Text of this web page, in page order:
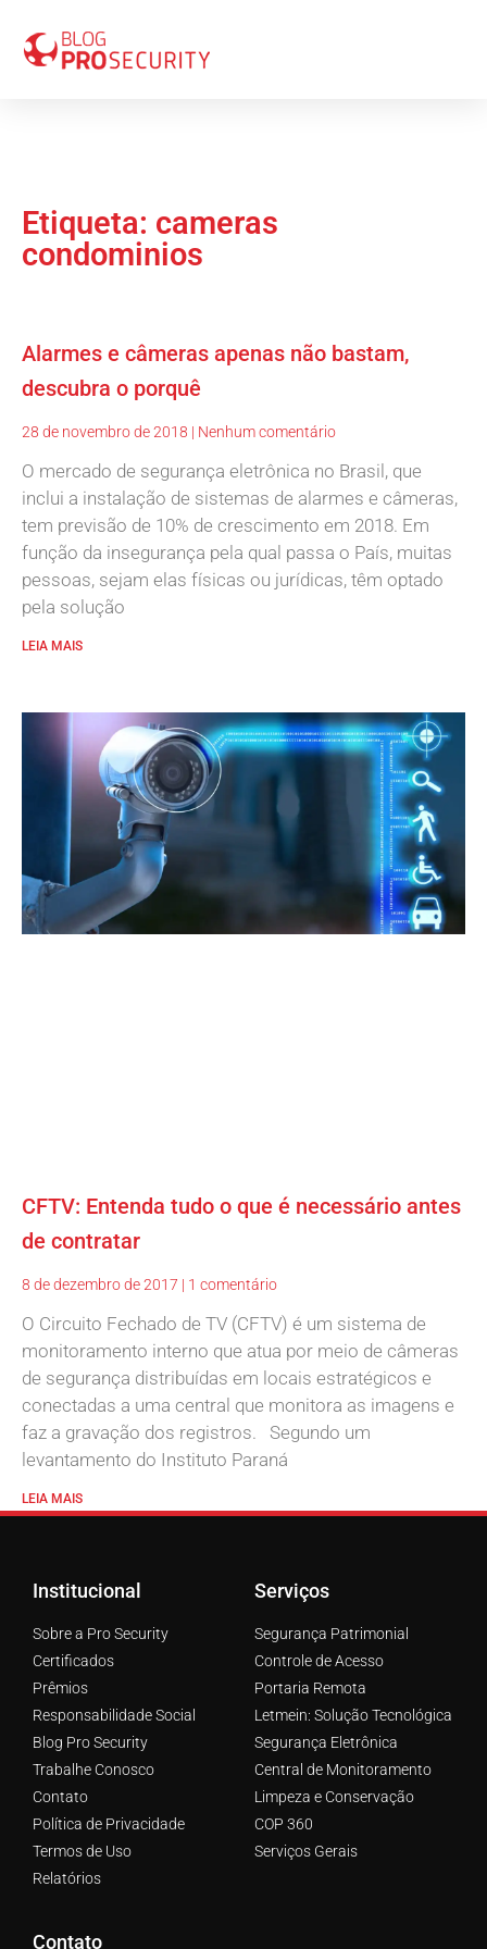
Etiqueta: cameras
condominios
Alarmes e câmeras apenas não bastam,
descubra o porquê
28 de novembro de 2018 Nenhum comentário
O mercado de segurança eletrônica no Brasil, que
inclui a instalação de sistemas de alarmes e câmeras,
tem previsão de 10% de crescimento em 2018. Em
função da insegurança pela qual passa o País, muitas
pessoas, sejam elas físicas ou jurídicas, têm optado
pela solução
LEIA MAIS
CFTV: Entenda tudo o que é necessário antes
de contratar
8 de dezembro de 2017 1 comentário
O Circuito Fechado de TV (CFTV) é um sistema de
monitoramento interno que atua por meio de câmeras
de segurança distribuídas em locais estratégicos e
conectadas a uma central que monitora as imagens e
faz a gravação dos registros. Segundo um
levantamento do Instituto Paraná
LEIA MAIS
Institucional
Sobre a Pro Security
Certificados
Prêmios
Responsabilidade Social
Blog Pro Security
Trabalhe Conosco
Contato
Política de Privacidade
Termos de Uso
Relatórios
Serviços
Segurança Patrimonial
Controle de Acesso
Portaria Remota
Letmein: Solução Tecnológica
Segurança Eletrônica
Central de Monitoramento
Limpeza e Conservação
COP 360
Serviços Gerais
Contato